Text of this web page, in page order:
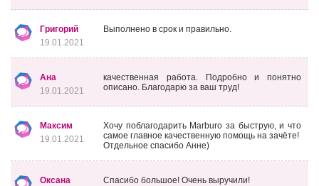
Григорий
19.01.2021
Выполнено в срок и правильно.
Ана
19.01.2021
качественная работа. Подробно и понятно
описано. Благодарю за ваш труд!
Максим
19.01.2021
Хочу поблагодарить Marburo за быструю, и что
самое главное качественную помощь на зачёте!
Отдельное спасибо Анне)
Оксана
Спасибо большое! Очень выручили!